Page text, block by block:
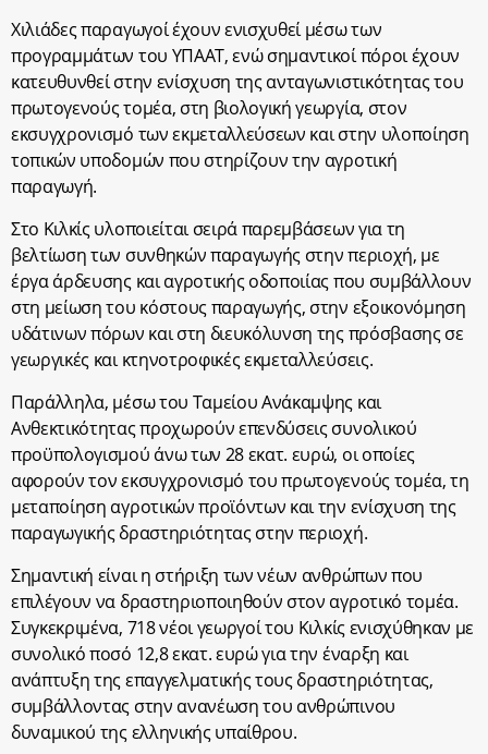
Χιλιάδες παραγωγοί έχουν ενισχυθεί μέσω των
προγραμμάτων του ΥΠΑΑΤ, ενώ σημαντικοί πόροι έχουν
κατευθυνθεί στην ενίσχυση της ανταγωνιστικότητας του
πρωτογενούς τομέα, στη βιολογική γεωργία, στον
εκσυγχρονισμό των εκμεταλλεύσεων και στην υλοποίηση
τοπικών υποδομών που στηρίζουν την αγροτική
παραγωγή.
Στο Κιλκίς υλοποιείται σειρά παρεμβάσεων για τη
βελτίωση των συνθηκών παραγωγής στην περιοχή, με
έργα άρδευσης και αγροτικής οδοποιίας που συμβάλλουν
στη μείωση του κόστους παραγωγής, στην εξοικονόμηση
υδάτινων πόρων και στη διευκόλυνση της πρόσβασης σε
γεωργικές και κτηνοτροφικές εκμεταλλεύσεις.
Παράλληλα, μέσω του Ταμείου Ανάκαμψης και
Ανθεκτικότητας προχωρούν επενδύσεις συνολικού
προϋπολογισμού άνω των 28 εκατ. ευρώ, οι οποίες
αφορούν τον εκσυγχρονισμό του πρωτογενούς τομέα, τη
μεταποίηση αγροτικών προϊόντων και την ενίσχυση της
παραγωγικής δραστηριότητας στην περιοχή.
Σημαντική είναι η στήριξη των νέων ανθρώπων που
επιλέγουν να δραστηριοποιηθούν στον αγροτικό τομέα.
Συγκεκριμένα, 718 νέοι γεωργοί του Κιλκίς ενισχύθηκαν με
συνολικό ποσό 12,8 εκατ. ευρώ για την έναρξη και
ανάπτυξη της επαγγελματικής τους δραστηριότητας,
συμβάλλοντας στην ανανέωση του ανθρώπινου
δυναμικού της ελληνικής υπαίθρου.